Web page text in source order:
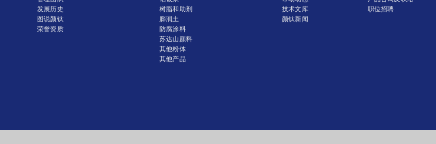
发展历史
图说颜钛
荣誉资质
树脂和助剂
膨润土
防腐涂料
苏达山颜料
其他粉体
其他产品
技术文库
颜钛新闻
职位招聘